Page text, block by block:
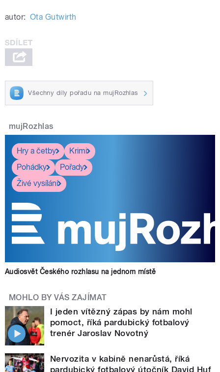
autor: Ota Gutwirth
Všechny díly pořadu na mujRozhlas
mujRozhlas
Hry a četby
Krimi
Pohádky
Pořady
Živé vysílání
Audiosvět Českého rozhlasu na jednom místě
MOHLO BY VÁS ZAJÍMAT
I jeden vítězný zápas by nám mohl
pomoct, říká pardubický fotbalový
trenér Jaroslav Novotný
Nervozita v kabině nenarůstá, říká
pardubický fotbalový útočník David Huf